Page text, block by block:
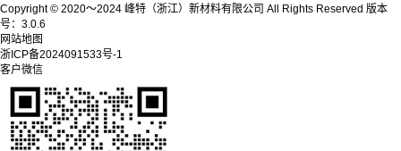
Copyright © 2020～2024 峰特（浙江）新材料有限公司 All Rights Reserved 版本
号：3.0.6
网站地图
浙ICP备2024091533号-1
客户微信